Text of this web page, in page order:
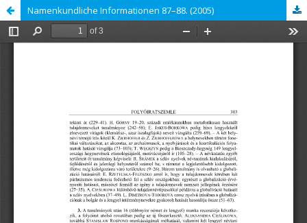
Namenkundliche Informationen 87–88. (2005)